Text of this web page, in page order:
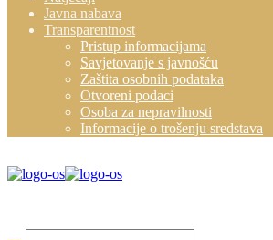
Javna nabava
Transparentnost
Pristup informacijama
Savjetovanje s javnošću
Zaštita osobnih podataka
Otvoreni podaci
Osoba za nepravilnosti
Informacije o trošenju sredstava